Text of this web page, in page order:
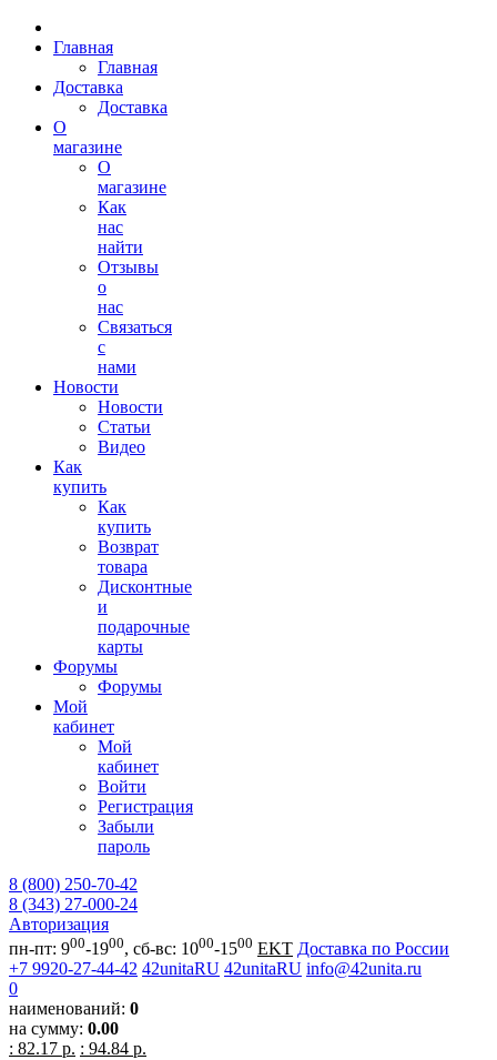
Главная
Главная
Доставка
Доставка
О
магазине
О
магазине
Как
нас
найти
Отзывы
о
нас
Связаться
с
нами
Новости
Новости
Статьи
Видео
Как
купить
Как
купить
Возврат
товара
Дисконтные
и
подарочные
карты
Форумы
Форумы
Мой
кабинет
Мой
кабинет
Войти
Регистрация
Забыли
пароль
8 (800) 250-70-42
8 (343) 27-000-24
Авторизация
пн-пт: 900-1900, сб-вс: 1000-1500 EKT Доставка по России
+7 9920-27-44-42 42unitaRU 42unitaRU info@42unita.ru
0
наименований: 0
на сумму: 0.00
: 82.17 р. : 94.84 р.